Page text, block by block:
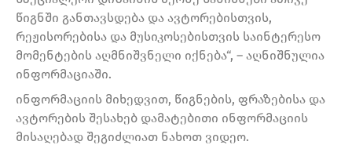
წიგნში განთავსდება და ავტორებისთვის,
რეჟისორებისა და მუსიკოსებისთვის საინტერესო
მომენტების აღმნიშვნელი იქნება“, – აღნიშნულია
ინფორმაციაში.
ინფორმაციის მიხედვით, წიგნების, ფრაზებისა და
ავტორების შესახებ დამატებითი ინფორმაციის
მისაღებად შეგიძლიათ ნახოთ ვიდეო.